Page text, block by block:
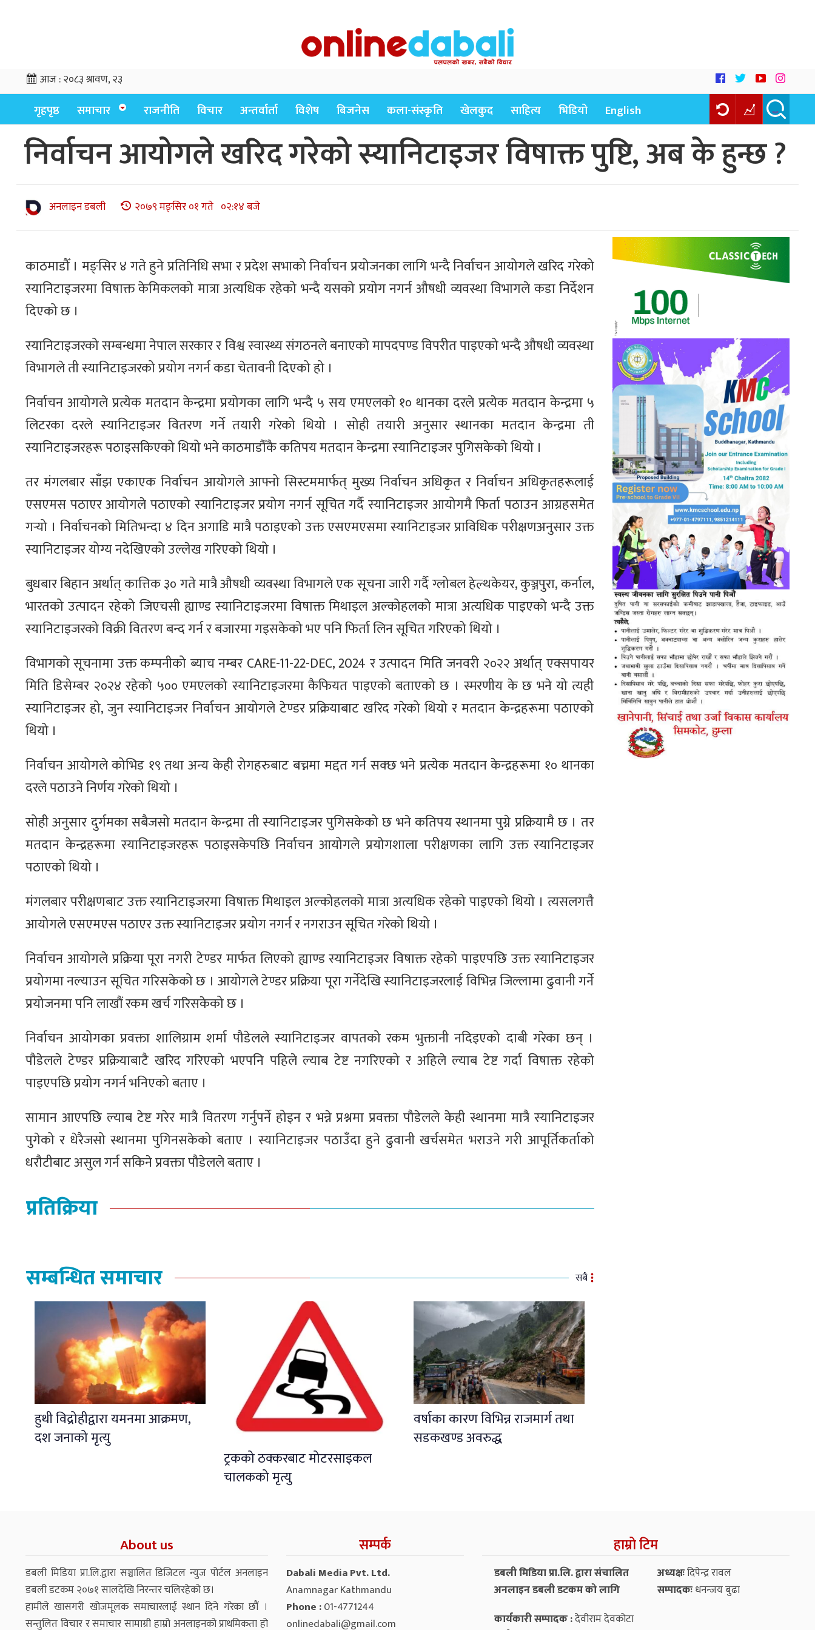
आज :२०८३ श्रावण, २३
गृहपृष्ठ समाचार राजनीति विचार अन्तर्वार्ता विशेष बिजनेस कला-संस्कृति खेलकुद साहित्य भिडियो English
निर्वाचन आयोगले खरिद गरेको स्यानिटाइजर विषाक्त पुष्टि, अब के हुन्छ ?
अनलाइन डबली २०७९ मङ्सिर ०१ गते ०२:१४ बजे
काठमाडौँ । मङ्सिर ४ गते हुने प्रतिनिधि सभा र प्रदेश सभाको निर्वाचन प्रयोजनका लागि भन्दै निर्वाचन आयोगले खरिद गरेको
स्यानिटाइजरमा विषाक्त केमिकलको मात्रा अत्यधिक रहेको भन्दै यसको प्रयोग नगर्न औषधी व्यवस्था विभागले कडा निर्देशन
दिएको छ ।
स्यानिटाइजरको सम्बन्धमा नेपाल सरकार र विश्व स्वास्थ्य संगठनले बनाएको मापदपण्ड विपरीत पाइएको भन्दै औषधी व्यवस्था
विभागले ती स्यानिटाइजरको प्रयोग नगर्न कडा चेतावनी दिएको हो ।
निर्वाचन आयोगले प्रत्येक मतदान केन्द्रमा प्रयोगका लागि भन्दै ५ सय एमएलको १० थानका दरले प्रत्येक मतदान केन्द्रमा ५
लिटरका दरले स्यानिटाइजर वितरण गर्ने तयारी गरेको थियो । सोही तयारी अनुसार स्थानका मतदान केन्द्रमा ती
स्यानिटाइजरहरू पठाइसकिएको थियो भने काठमाडौँकै कतिपय मतदान केन्द्रमा स्यानिटाइजर पुगिसकेको थियो ।
तर मंगलबार साँझ एकाएक निर्वाचन आयोगले आफ्नो सिस्टममार्फत् मुख्य निर्वाचन अधिकृत र निर्वाचन अधिकृतहरूलाई
एसएमस पठाएर आयोगले पठाएको स्यानिटाइजर प्रयोग नगर्न सूचित गर्दै स्यानिटाइजर आयोगमै फिर्ता पठाउन आग्रहसमेत
गर्‍यो । निर्वाचनको मितिभन्दा ४ दिन अगाडि मात्रै पठाइएको उक्त एसएमएसमा स्यानिटाइजर प्राविधिक परीक्षणअनुसार उक्त
स्यानिटाइजर योग्य नदेखिएको उल्लेख गरिएको थियो ।
बुधबार बिहान अर्थात् कात्तिक ३० गते मात्रै औषधी व्यवस्था विभागले एक सूचना जारी गर्दै ग्लोबल हेल्थकेयर, कुञ्जपुरा, कर्नाल,
भारतको उत्पादन रहेको जिएचसी ह्याण्ड स्यानिटाइजरमा विषाक्त मिथाइल अल्कोहलको मात्रा अत्यधिक पाइएको भन्दै उक्त
स्यानिटाइजरको विक्री वितरण बन्द गर्न र बजारमा गइसकेको भए पनि फिर्ता लिन सूचित गरिएको थियो ।
विभागको सूचनामा उक्त कम्पनीको ब्याच नम्बर CARE-11-22-DEC, 2024 र उत्पादन मिति जनवरी २०२२ अर्थात् एक्सपायर
मिति डिसेम्बर २०२४ रहेको ५०० एमएलको स्यानिटाइजरमा कैफियत पाइएको बताएको छ । स्मरणीय के छ भने यो त्यही
स्यानिटाइजर हो, जुन स्यानिटाइजर निर्वाचन आयोगले टेण्डर प्रक्रियाबाट खरिद गरेको थियो र मतदान केन्द्रहरूमा पठाएको
थियो ।
निर्वाचन आयोगले कोभिड १९ तथा अन्य केही रोगहरुबाट बच्नमा मद्दत गर्न सक्छ भने प्रत्येक मतदान केन्द्रहरूमा १० थानका
दरले पठाउने निर्णय गरेको थियो ।
सोही अनुसार दुर्गमका सबैजसो मतदान केन्द्रमा ती स्यानिटाइजर पुगिसकेको छ भने कतिपय स्थानमा पुग्ने प्रक्रियामै छ । तर
मतदान केन्द्रहरूमा स्यानिटाइजरहरू पठाइसकेपछि निर्वाचन आयोगले प्रयोगशाला परीक्षणका लागि उक्त स्यानिटाइजर
पठाएको थियो ।
मंगलबार परीक्षणबाट उक्त स्यानिटाइजरमा विषाक्त मिथाइल अल्कोहलको मात्रा अत्यधिक रहेको पाइएको थियो । त्यसलगत्तै
आयोगले एसएमएस पठाएर उक्त स्यानिटाइजर प्रयोग नगर्न र नगराउन सूचित गरेको थियो ।
निर्वाचन आयोगले प्रक्रिया पूरा नगरी टेण्डर मार्फत लिएको ह्याण्ड स्यानिटाइजर विषाक्त रहेको पाइएपछि उक्त स्यानिटाइजर
प्रयोगमा नल्याउन सूचित गरिसकेको छ । आयोगले टेण्डर प्रक्रिया पूरा गर्नेदेखि स्यानिटाइजरलाई विभिन्न जिल्लामा ढुवानी गर्ने
प्रयोजनमा पनि लाखौं रकम खर्च गरिसकेको छ ।
निर्वाचन आयोगका प्रवक्ता शालिग्राम शर्मा पौडेलले स्यानिटाइजर वापतको रकम भुक्तानी नदिइएको दाबी गरेका छन् ।
पौडेलले टेण्डर प्रक्रियाबाटै खरिद गरिएको भएपनि पहिले ल्याब टेष्ट नगरिएको र अहिले ल्याब टेष्ट गर्दा विषाक्त रहेको
पाइएपछि प्रयोग नगर्न भनिएको बताए ।
सामान आएपछि ल्याब टेष्ट गरेर मात्रै वितरण गर्नुपर्ने होइन र भन्ने प्रश्नमा प्रवक्ता पौडेलले केही स्थानमा मात्रै स्यानिटाइजर
पुगेको र धेरैजसो स्थानमा पुगिनसकेको बताए । स्यानिटाइजर पठाउँदा हुने ढुवानी खर्चसमेत भराउने गरी आपूर्तिकर्ताको
धरौटीबाट असुल गर्न सकिने प्रवक्ता पौडेलले बताए ।
प्रतिक्रिया
सम्बन्धित समाचार सबै
हुथी विद्रोहीद्वारा यमनमा आक्रमण,
दश जनाको मृत्यु
ट्रकको ठक्करबाट मोटरसाइकल
चालकको मृत्यु
वर्षाका कारण विभिन्न राजमार्ग तथा
सडकखण्ड अवरुद्ध
About us
डबली मिडिया प्रा.लि.द्वारा सञ्चालित डिजिटल न्युज पोर्टल अनलाइन
डबली डटकम २०७१ सालदेखि निरन्तर चलिरहेको छ।
हामीले खासगरी खोजमूलक समाचारलाई स्थान दिने गरेका छौं ।
सन्तुलित विचार र समाचार सामाग्री हाम्रो अनलाइनको प्राथमिकता हो
सम्पर्क
Dabali Media Pvt. Ltd.
Anamnagar Kathmandu
Phone :01-4771244
onlinedabali@gmail.com
हाम्रो टिम
डबली मिडिया प्रा.लि. द्वारा संचालित
अनलाइन डबली डटकम को लागि
अध्यक्षःदिपेन्द्र रावल
सम्पादकःधनन्‍जय बुढा
कार्यकारी सम्पादक :देवीराम देवकोटा